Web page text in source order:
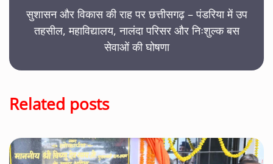
सुशासन और विकास की राह पर छत्तीसगढ़ – पंडरिया में उप
तहसील, महाविद्यालय, नालंदा परिसर और निःशुल्क बस
सेवाओं की घोषणा
Related posts